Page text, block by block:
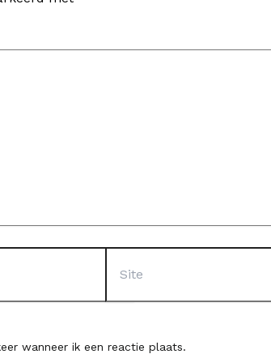
wanneer ik een reactie plaats.